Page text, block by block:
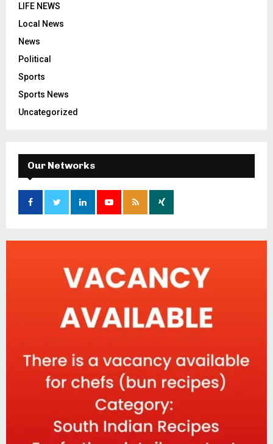
LIFE NEWS
Local News
News
Political
Sports
Sports News
Uncategorized
Our Networks